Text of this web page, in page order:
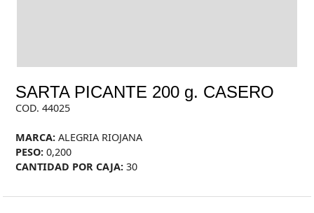
SARTA PICANTE 200 g. CASERO
COD. 44025
MARCA: ALEGRIA RIOJANA
PESO: 0,200
CANTIDAD POR CAJA: 30